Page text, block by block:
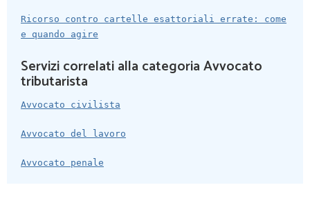
Ricorso contro cartelle esattoriali errate: come
e quando agire
Servizi correlati alla categoria Avvocato
tributarista
Avvocato civilista
Avvocato del lavoro
Avvocato penale